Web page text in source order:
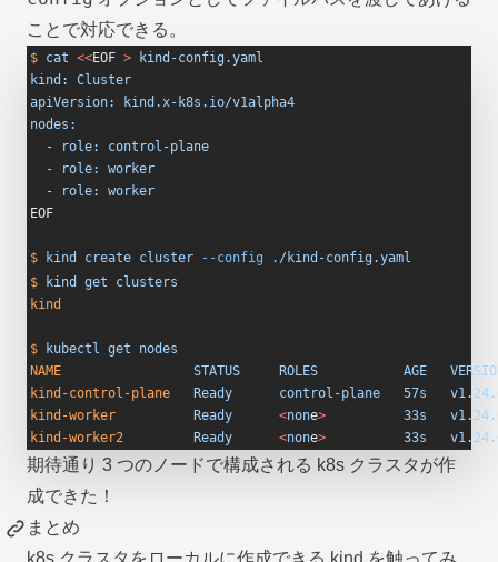
ことで対応できる。
$ cat <<EOF > kind-config.yaml
kind: Cluster
apiVersion: kind.x-k8s.io/v1alpha4
nodes:
  - role: control-plane
  - role: worker
  - role: worker
EOF
$ kind create cluster --config ./kind-config.yaml
$ kind get clusters
kind
$ kubectl get nodes
NAME
                 STATUS
     ROLES
           AGE
kind-control-plane
   Ready
      control-plane
   57s
kind-worker
          Ready
      <
none>
          33s
kind-worker2
         Ready
      <
none>
          33s
期待通り 3 つのノードで構成される k8s クラスタが作
成できた！
まとめ
k8s クラスタをローカルに作成できる kind を触ってみ